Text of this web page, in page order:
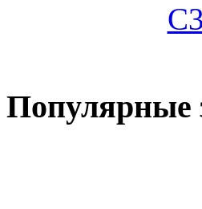
Популярные